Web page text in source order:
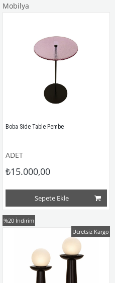
Mobilya
Boba Side Table Pembe
ADET
₺15.000,00
Sepete Ekle
İNDİRİM
%20 İndirim
Ücretsiz Kargo